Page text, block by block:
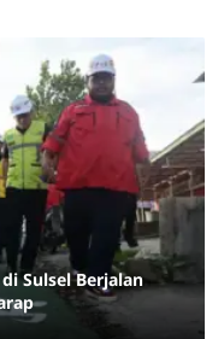
Sulsel Berjalan